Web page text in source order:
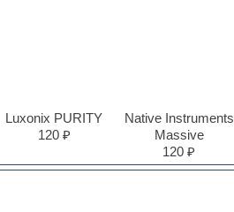
Luxonix PURITY
120 ₽
Native Instruments
Massive
120 ₽